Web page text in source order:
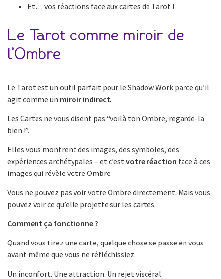
Et… vos réactions face aux cartes de Tarot !
Le Tarot comme miroir de
l’Ombre
Le Tarot est un outil parfait pour le Shadow Work parce qu’il
agit comme un miroir indirect.
Les Cartes ne vous disent pas “voilà ton Ombre, regarde-la
bien !”.
Elles vous montrent des images, des symboles, des
expériences archétypales – et c’est votre réaction face à ces
images qui révèle votre Ombre.
Vous ne pouvez pas voir votre Ombre directement. Mais vous
pouvez voir ce qu’elle projette sur les cartes.
Comment ça fonctionne ?
Quand vous tirez une carte, quelque chose se passe en vous
avant même que vous ne réfléchissiez.
Un inconfort. Une attraction. Un rejet viscéral.